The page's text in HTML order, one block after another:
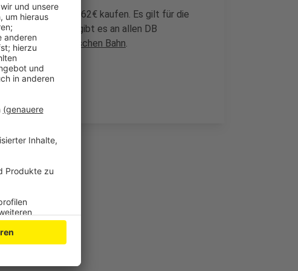
das Ticket für 62€ kaufen. Es gilt für die
Das Ticket gibt es an allen DB
der Deutschen Bahn.